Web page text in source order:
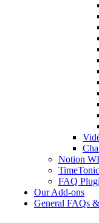
Notion
FAQ
Our Add-ons
General FAQs